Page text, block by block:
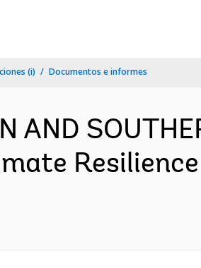
(i) Documentos e informes
AND